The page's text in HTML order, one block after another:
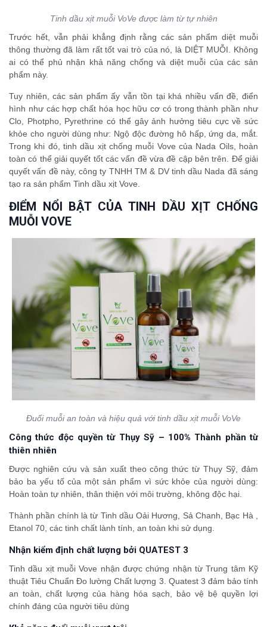
Tinh dầu xịt muỗi VoVe được làm từ tự nhiên
Trước hết, vẫn phải khẳng định rằng các sản phẩm diệt muỗi
thông thường đã làm rất tốt vai trò của nó, là DIỆT MUỖI. Không
ai có thể phủ nhận khả năng chống và diệt muỗi của các sản
phẩm này.
Tuy nhiên, các sản phẩm ấy vẫn tồn tại khá nhiều vấn đề, điển
hình như các hợp chất hóa học hữu cơ có trong thành phần như
Clo, Photpho, Pyrethrine có thể gây ảnh hưởng tiêu cực về sức
khỏe cho người dùng như: Ngộ độc đường hô hấp, ứng da, mắt.
Trong khi đó, tinh dầu xịt chống muỗi Vove của Nada Oils, hoàn
toàn có thể giải quyết tốt các vấn đề vừa đề cập bên trên. Để giải
quyết vấn đề này, công ty TNHH TM & DV tinh dầu Nada đã sáng
tạo ra sản phẩm Tinh dầu xịt Vove.
ĐIỂM NỔI BẬT CỦA TINH DẦU XỊT CHỐNG
MUỖI VOVE
Đuổi muỗi an toàn và hiệu quả với tinh dầu xịt muỗi VoVe
Công thức độc quyền từ Thụy Sỹ – 100% Thành phần từ
thiên nhiên
Được nghiên cứu và sản xuất theo công thức từ Thụy Sỹ, đảm
bảo ba yếu tố của một sản phẩm vì sức khỏe của người dùng:
Hoàn toàn tự nhiên, thân thiện với môi trường, không độc hại.
Thành phần chính là từ Tinh dầu Oải Hương, Sả Chanh, Bạc Hà ,
Etanol 70, các tinh chất lành tính, an toàn khi sử dụng.
Nhận kiểm định chất lượng bởi QUATEST 3
Tinh dầu xịt muỗi Vove nhận được chứng nhận từ Trung tâm Kỹ
thuật Tiêu Chuẩn Đo lường Chất lượng 3. Quatest 3 đảm bảo tính
an toàn, chất lượng của hàng hóa sạch, bảo vệ bệ quyền lợi
chính đáng của người tiêu dùng